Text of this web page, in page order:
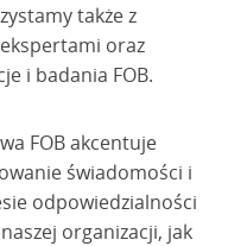
także z
oraz
i badania FOB.
FOB akcentuje
świadomości i
odpowiedzialności
organizacji, jak